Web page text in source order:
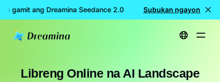
gamit ang Dreamina Seedance 2.0 LIBRENG paggawa ng
Subukan ngayon
Home Lumikha Libreng Online AI Panglikha ng Tanawin
Libreng Online na AI Landscape